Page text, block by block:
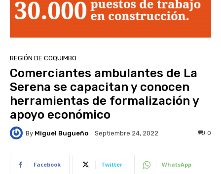
REGIÓN DE COQUIMBO
Comerciantes ambulantes de La
Serena se capacitan y conocen
herramientas de formalización y
apoyo económico
By Miguel Bugueño Septiembre 24, 2022 0
Facebook Twitter WhatsApp